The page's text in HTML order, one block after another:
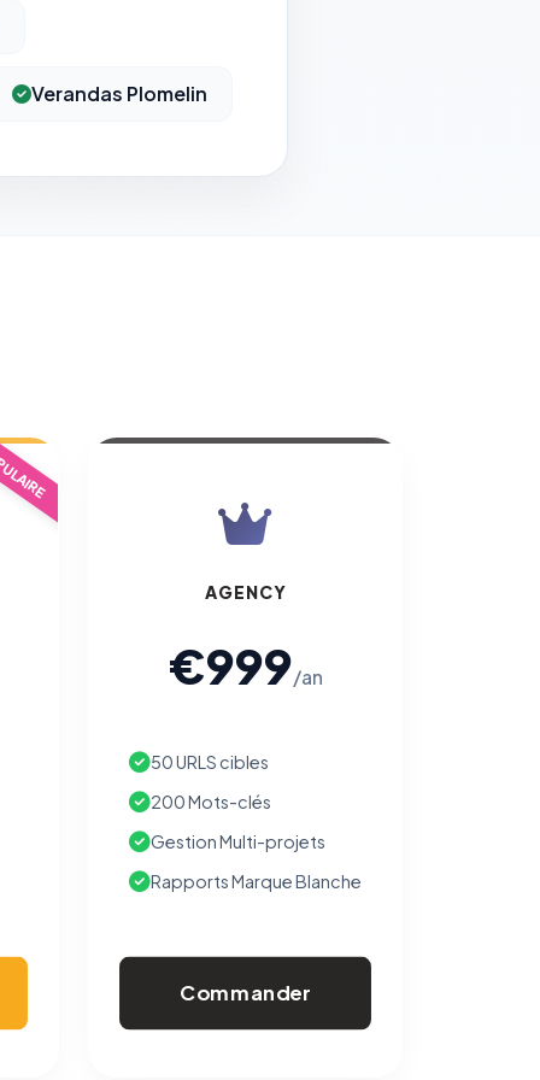
Verandas Plomelin
AGENCY
€999/an
50 URLS cibles
200 Mots-clés
Gestion Multi-projets
Rapports Marque Blanche
Commander